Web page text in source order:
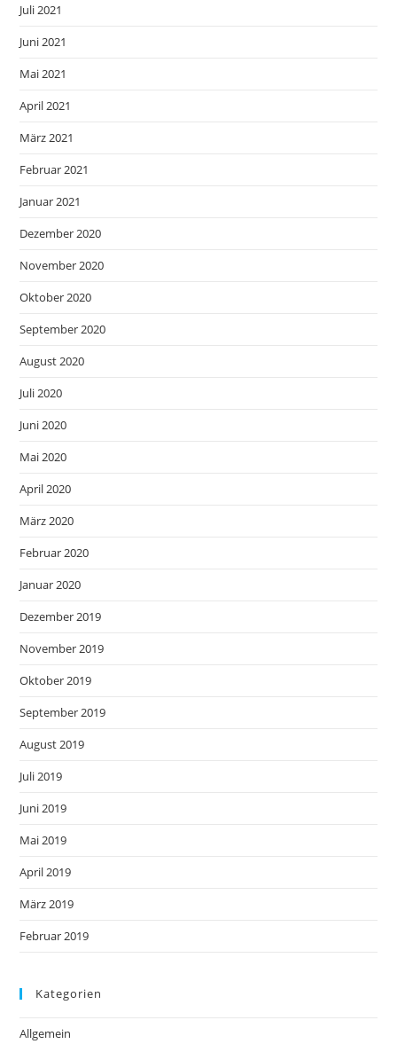
Juli 2021
Juni 2021
Mai 2021
April 2021
März 2021
Februar 2021
Januar 2021
Dezember 2020
November 2020
Oktober 2020
September 2020
August 2020
Juli 2020
Juni 2020
Mai 2020
April 2020
März 2020
Februar 2020
Januar 2020
Dezember 2019
November 2019
Oktober 2019
September 2019
August 2019
Juli 2019
Juni 2019
Mai 2019
April 2019
März 2019
Februar 2019
Kategorien
Allgemein